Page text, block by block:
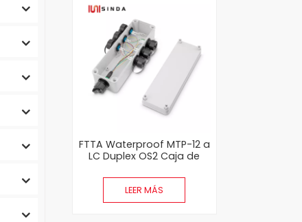
FTTA Waterproof MTP-12 a
LC Duplex OS2 Caja de
óptica
LEER MÁS